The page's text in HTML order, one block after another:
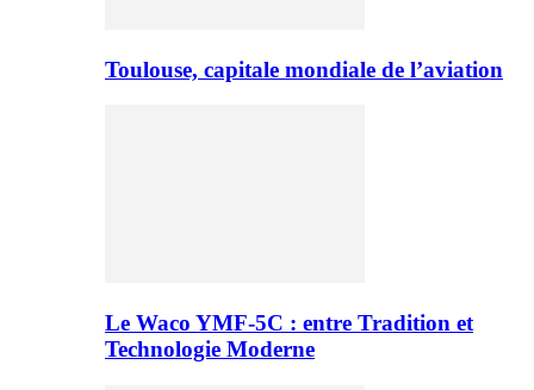
Toulouse, capitale mondiale de l’aviation
Le Waco YMF-5C : entre Tradition et
Technologie Moderne